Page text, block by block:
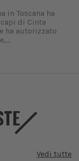
in Toscana ha
di Cinta
ha autorizzato
Vedi tutte